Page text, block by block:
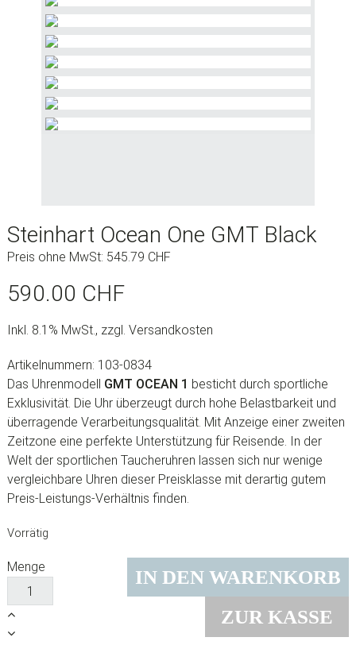
Steinhart Ocean One GMT Black
Preis ohne MwSt: 545.79 CHF
590.00 CHF
Inkl. 8.1% MwSt., zzgl. Versandkosten
Artikelnummern: 103-0834
Das Uhrenmodell GMT OCEAN 1 besticht durch sportliche
Exklusivität. Die Uhr überzeugt durch hohe Belastbarkeit und
überragende Verarbeitungsqualität. Mit Anzeige einer zweiten
Zeitzone eine perfekte Unterstützung für Reisende. In der
Welt der sportlichen Taucheruhren lassen sich nur wenige
vergleichbare Uhren dieser Preisklasse mit derartig gutem
Preis-Leistungs-Verhältnis finden.
Vorrätig
Menge
IN DEN WARENKORB
ZUR KASSE